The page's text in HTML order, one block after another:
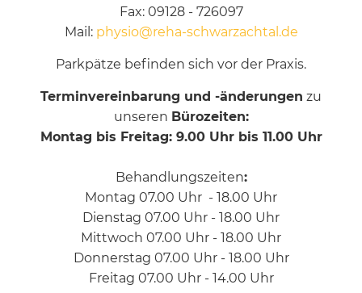
Fax: 09128 - 726097
Mail: physio@reha-schwarzachtal.de
Parkpätze befinden sich vor der Praxis.
Terminvereinbarung und -änderungen zu
unseren Bürozeiten:
Montag bis Freitag: 9.00 Uhr bis 11.00 Uhr
Behandlungszeiten:
Montag 07.00 Uhr - 18.00 Uhr
Dienstag 07.00 Uhr - 18.00 Uhr
Mittwoch 07.00 Uhr - 18.00 Uhr
Donnerstag 07.00 Uhr - 18.00 Uhr
Freitag 07.00 Uhr - 14.00 Uhr